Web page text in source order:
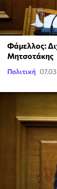
Φάμελλος:
Μητσοτάκης
Πολιτική